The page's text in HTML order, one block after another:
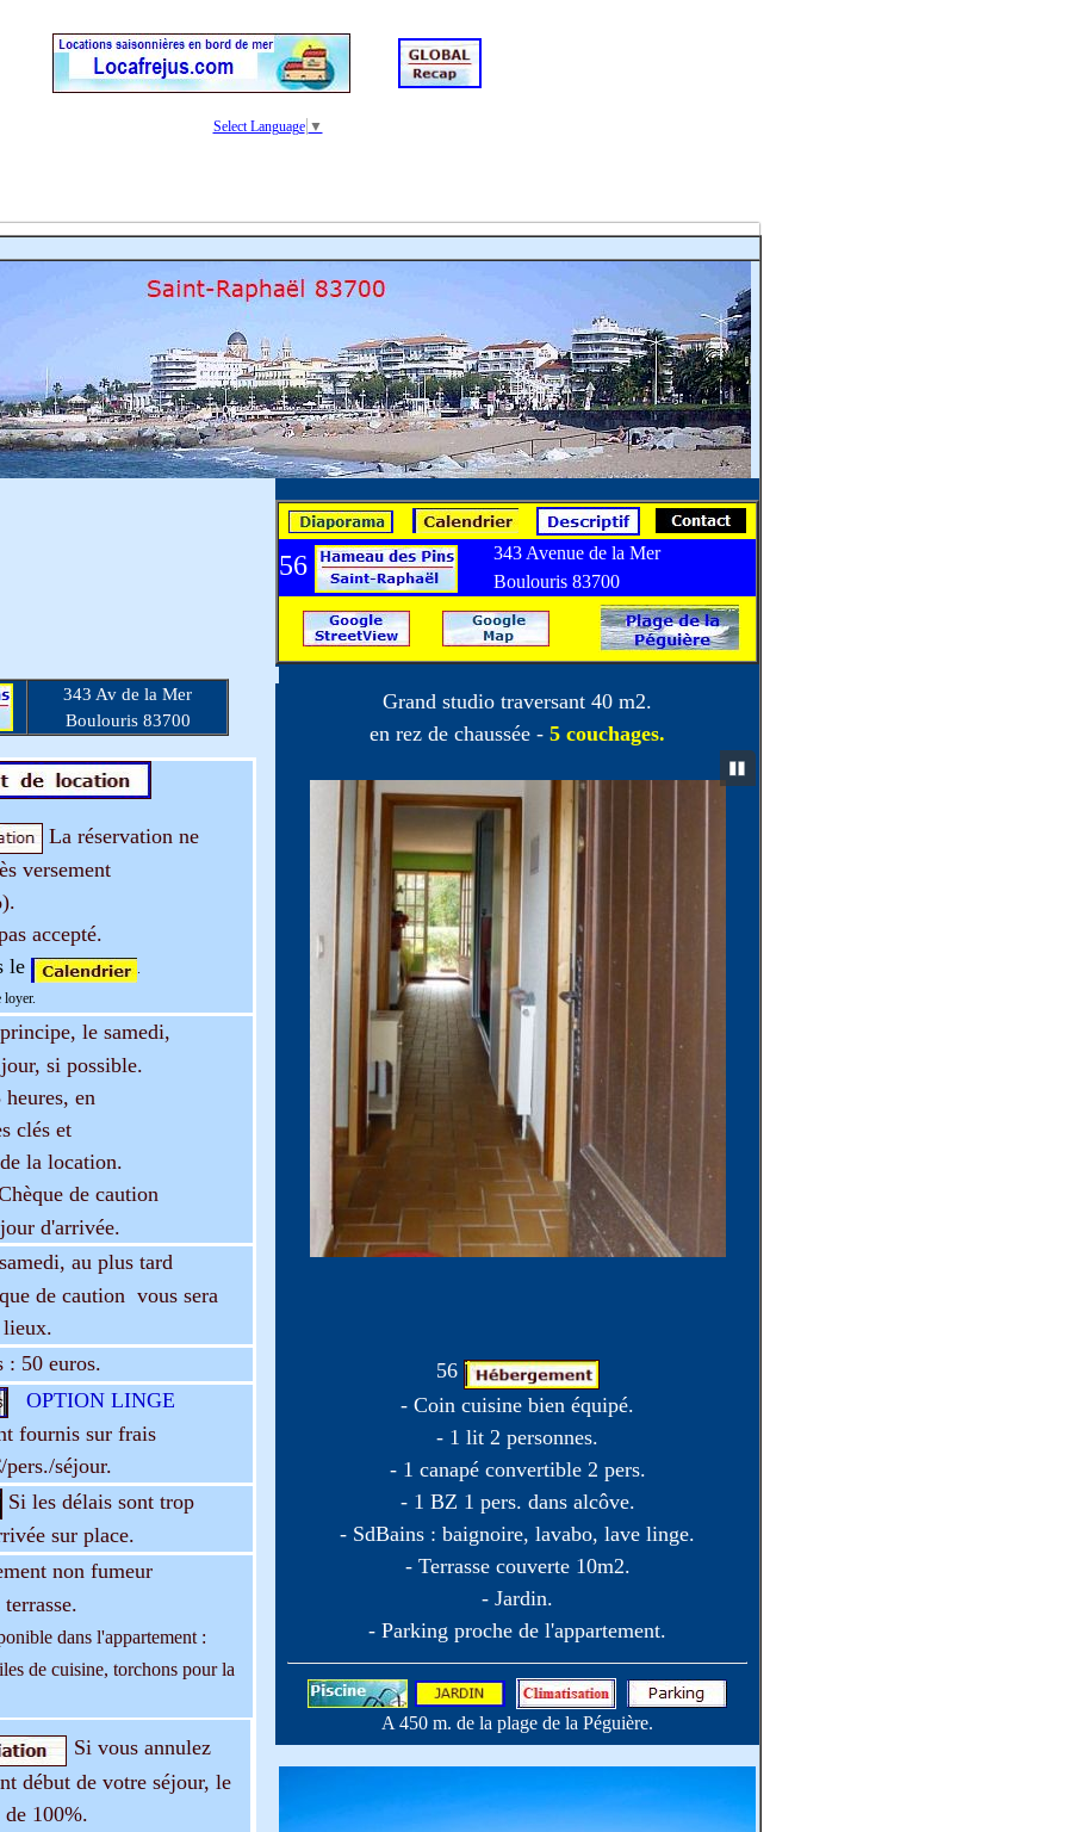
Select Language ▼
343 Av de la Mer
Boulouris 83700
La réservation ne
versement
accepté.
le
.
le samedi,
si possible.
en
clés et
la location.
de caution
d'arrivée.
au plus tard
de caution vous sera
lieux.
50 euros.
OPTION LINGE
fournis sur frais
séjour.
Si les délais sont trop
sur place.
non fumeur
dans l'appartement :
de cuisine, torchons pour la
Si vous annulez
début de votre séjour, le
de 100%.
56
343 Avenue de la Mer
Boulouris 83700
Grand studio traversant 40 m2.
en rez de chaussée - 5 couchages.
56
- Coin cuisine bien équipé.
- 1 lit 2 personnes.
- 1 canapé convertible 2 pers.
- 1 BZ 1 pers. dans alcôve.
- SdBains : baignoire, lavabo, lave linge.
- Terrasse couverte 10m2.
- Jardin.
- Parking proche de l'appartement.
A 450 m. de la plage de la Péguière.